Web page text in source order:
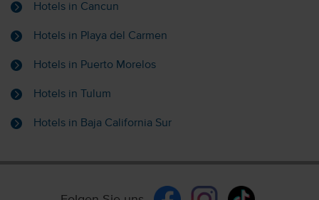
Hotels in Cancun
Hotels in Playa del Carmen
Hotels in Puerto Morelos
Hotels in Tulum
Hotels in Baja California Sur